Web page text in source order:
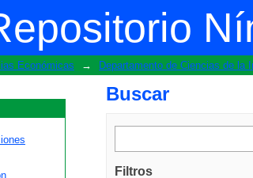
Económicas → Departamento de Ciencias de la
Buscar
Filtros